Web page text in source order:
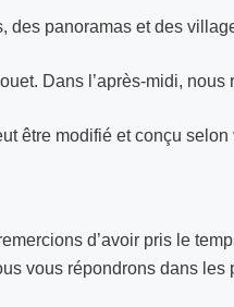
des panoramas et des
Dans l’après-midi,
être modifié et conçu
d’avoir pris le
vous répondrons dans les